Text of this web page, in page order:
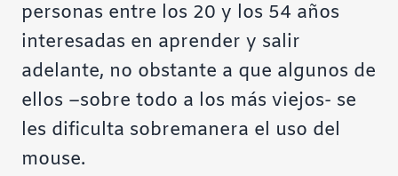
personas entre los 20 y los 54 años
interesadas en aprender y salir
adelante, no obstante a que algunos de
ellos –sobre todo a los más viejos- se
les dificulta sobremanera el uso del
mouse.